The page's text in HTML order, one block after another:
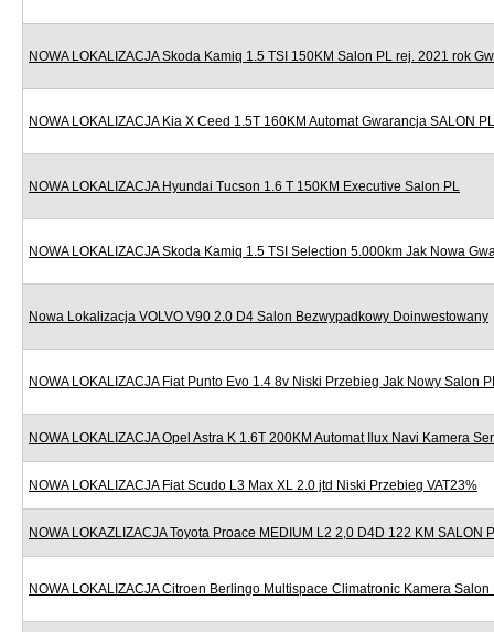
NOWA LOKALIZACJA Skoda Kamiq 1.5 TSI 150KM Salon PL rej. 2021 rok
NOWA LOKALIZACJA Kia X Ceed 1.5T 160KM Automat Gwarancja SALON PL
NOWA LOKALIZACJA Hyundai Tucson 1.6 T 150KM Executive Salon PL
NOWA LOKALIZACJA Skoda Kamiq 1.5 TSI Selection 5.000km Jak Nowa
Nowa Lokalizacja VOLVO V90 2.0 D4 Salon Bezwypadkowy Doinwestowany
NOWA LOKALIZACJA Fiat Punto Evo 1.4 8v Niski Przebieg Jak Nowy Salon
NOWA LOKALIZACJA Opel Astra K 1.6T 200KM Automat Ilux Navi Kamera
NOWA LOKALIZACJA Fiat Scudo L3 Max XL 2.0 jtd Niski Przebieg VAT23%
NOWA LOKAZLIZACJA Toyota Proace MEDIUM L2 2,0 D4D 122 KM SALON
NOWA LOKALIZACJA Citroen Berlingo Multispace Climatronic Kamera Salon